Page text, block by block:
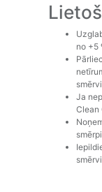
no +5
Ja
Clean